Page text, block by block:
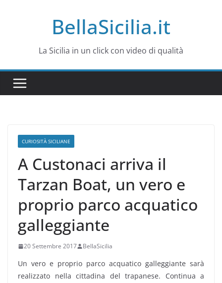
BellaSicilia.it
La Sicilia in un click con video di qualità
CURIOSITÀ SICILIANE
A Custonaci arriva il
Tarzan Boat, un vero e
proprio parco acquatico
galleggiante
20 Settembre 2017 BellaSicilia
Un vero e proprio parco acquatico galleggiante sarà
realizzato nella cittadina del trapanese. Continua a